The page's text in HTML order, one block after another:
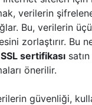
verilerin
Bu, verilerin
zorlaştırır. Bu
SSL sertifikası
önerilir.
güvenliği,